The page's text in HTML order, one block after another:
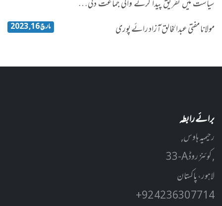
سیاست میں تفریق پیدا کرنے والی جماعت دنی…
مولانا مفتی عبدالخالق آزاد رائے پوری
مارچ 16, 2023
برائے رابطہ
رحیمیہ ہاوس,
33-A کوئنز روڈ ,
لاہور، پاکستان
+92 42 3630 7714